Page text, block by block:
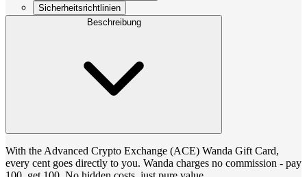
Sicherheitsrichtlinien
Beschreibung
With the Advanced Crypto Exchange (ACE) Wanda Gift Card,
every cent goes directly to you. Wanda charges no commission - pay